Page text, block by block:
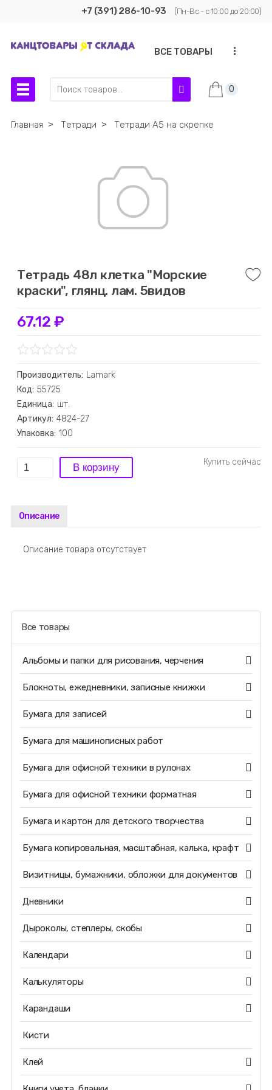
+7 (391) 286-10-93 (Пн-Вс - с 10:00 до 20:00)
ВСЕ ТОВАРЫ ...
0
Главная ˃ Тетради ˃ Тетради А5 на скрепке
Тетрадь 48л клетка "Морские
краски", глянц. лам. 5видов
67.12 ₽
Производитель: Lamark
Код: 55725
Единица: шт.
Артикул: 4824-27
Упаковка: 100
Описание
Описание товара отсутствует
Все товары
Альбомы и папки для рисования, черчения
Блокноты, ежедневники, записные книжки
Бумага для записей
Бумага для машинописных работ
Бумага для офисной техники в рулонах
Бумага для офисной техники форматная
Бумага и картон для детского творчества
Бумага копировальная, масштабная, калька, крафт
Визитницы, бумажники, обложки для документов
Дневники
Дыроколы, степлеры, скобы
Календари
Калькуляторы
Карандаши
Кисти
Клей